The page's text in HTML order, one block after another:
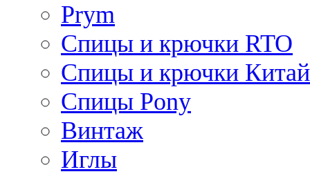
Prym
Спицы и крючки RTO
Спицы и крючки Китай
Спицы Pony
Винтаж
Иглы